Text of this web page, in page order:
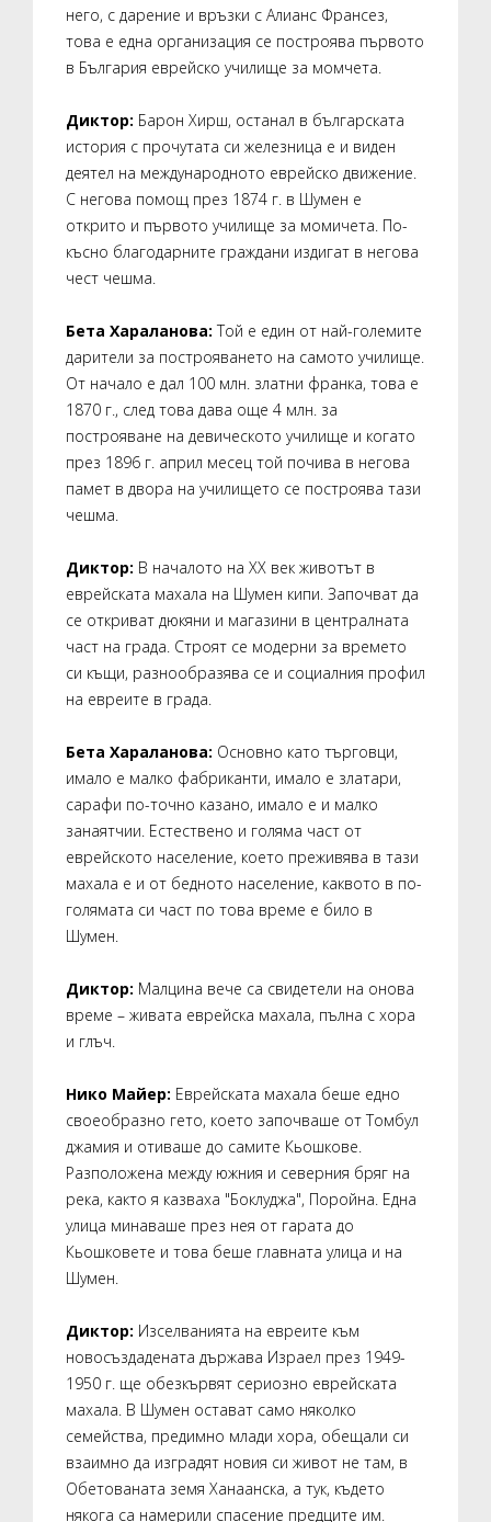
него, с дарение и връзки с Алианс Франсез,
това е една организация се построява първото
в България еврейско училище за момчета.
Диктор: Барон Хирш, останал в българската
история с прочутата си железница е и виден
деятел на международното еврейско движение.
С негова помощ през 1874 г. в Шумен е
открито и първото училище за момичета. По-
късно благодарните граждани издигат в негова
чест чешма.
Бета Хараланова: Той е един от най-големите
дарители за построяването на самото училище.
От начало е дал 100 млн. златни франка, това е
1870 г., след това дава още 4 млн. за
построяване на девическото училище и когато
през 1896 г. април месец той почива в негова
памет в двора на училището се построява тази
чешма.
Диктор: В началото на XX век животът в
еврейската махала на Шумен кипи. Започват да
се откриват дюкяни и магазини в централната
част на града. Строят се модерни за времето
си къщи, разнообразява се и социалния профил
на евреите в града.
Бета Хараланова: Основно като търговци,
имало е малко фабриканти, имало е златари,
сарафи по-точно казано, имало е и малко
занаятчии. Естествено и голяма част от
еврейското население, което преживява в тази
махала е и от бедното население, каквото в по-
голямата си част по това време е било в
Шумен.
Диктор: Малцина вече са свидетели на онова
време – живата еврейска махала, пълна с хора
и глъч.
Нико Майер: Еврейската махала беше едно
своеобразно гето, което започваше от Томбул
джамия и отиваше до самите Кьошкове.
Разположена между южния и северния бряг на
река, както я казваха "Боклуджа", Поройна. Една
улица минаваше през нея от гарата до
Кьошковете и това беше главната улица и на
Шумен.
Диктор: Изселванията на евреите към
новосъздадената държава Израел през 1949-
1950 г. ще обезкървят сериозно еврейската
махала. В Шумен остават само няколко
семейства, предимно млади хора, обещали си
взаимно да изградят новия си живот не там, в
Обетованата земя Ханаанска, а тук, където
някога са намерили спасение предците им.